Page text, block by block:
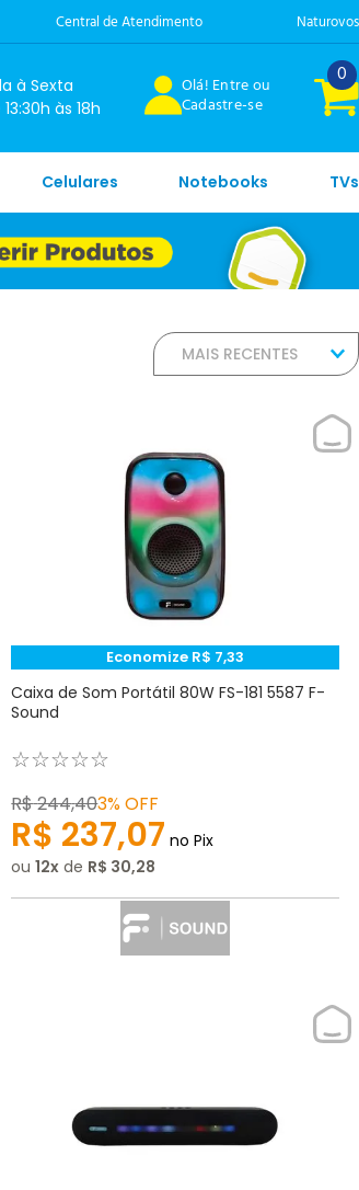
Central de Atendimento Naturovos
à Sexta
às 18h
Olá! Entre ou
Cadastre-se
0
Celulares Notebooks TVs
MAIS RECENTES
Economize R$ 7,33
Caixa de Som Portátil 80W FS-181 5587 F-
Sound
☆☆☆☆☆
R$244,403%OFF
R$ 237,07 no Pix
ou12 de R$ 30,28